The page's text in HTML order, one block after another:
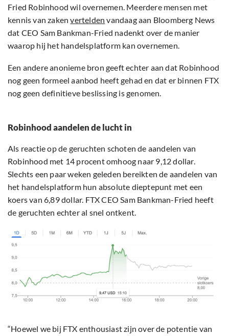
Fried Robinhood wil overnemen. Meerdere mensen met
kennis van zakenvertelden vandaag aan Bloomberg News
dat CEO Sam Bankman-Fried nadenkt over de manier
waarop hij het handelsplatform kan overnemen.
Een andere anonieme bron geeft echter aan dat Robinhood
nog geen formeel aanbod heeft gehad en dat er binnen FTX
nog geen definitieve beslissing is genomen.
Robinhood aandelen de lucht in
Als reactie op de geruchten schoten de aandelen van
Robinhood met 14 procent omhoog naar 9,12 dollar.
Slechts een paar weken geleden bereikten de aandelen van
het handelsplatform hun absolute dieptepunt met een
koers van 6,89 dollar. FTX CEO Sam Bankman-Fried heeft
de geruchten echter al snel ontkent.
“Hoewel we bij FTX enthousiast zijn over de potentie van